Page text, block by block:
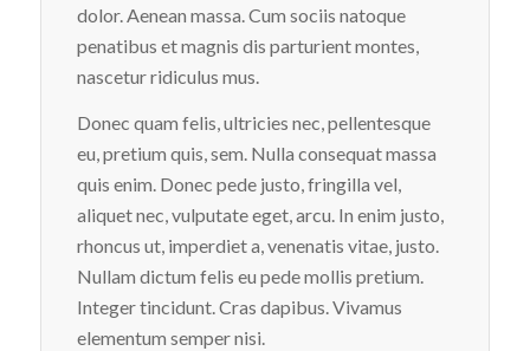
dolor. Aenean massa. Cum sociis natoque
penatibus et magnis dis parturient montes,
nascetur ridiculus mus.
Donec quam felis, ultricies nec, pellentesque
eu, pretium quis, sem. Nulla consequat massa
quis enim. Donec pede justo, fringilla vel,
aliquet nec, vulputate eget, arcu. In enim justo,
rhoncus ut, imperdiet a, venenatis vitae, justo.
Nullam dictum felis eu pede mollis pretium.
Integer tincidunt. Cras dapibus. Vivamus
elementum semper nisi.